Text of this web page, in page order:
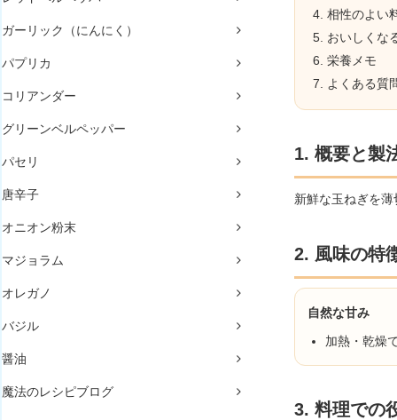
ガーリック（にんにく）
パプリカ
コリアンダー
グリーンベルペッパー
パセリ
唐辛子
オニオン粉末
マジョラム
オレガノ
バジル
醤油
魔法のレシピブログ
相性のよい
おいしくな
栄養メモ
よくある質
1. 概要と製
新鮮な玉ねぎを
2. 風味の特
自然な甘み
加熱・乾燥
3. 料理での